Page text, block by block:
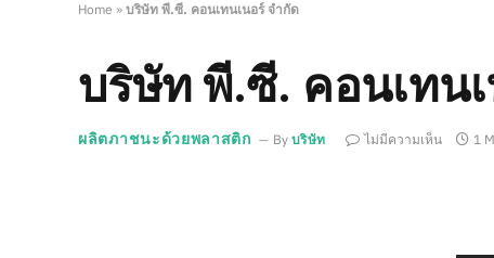
Home » บริษัท พี.ซี. คอนเทนเนอร์ จำกัด
บริษัท พี.ซี. คอนเทน
ผลิตภาชนะด้วยพลาสติก By บริษัท ไม่มีความเห็น 1